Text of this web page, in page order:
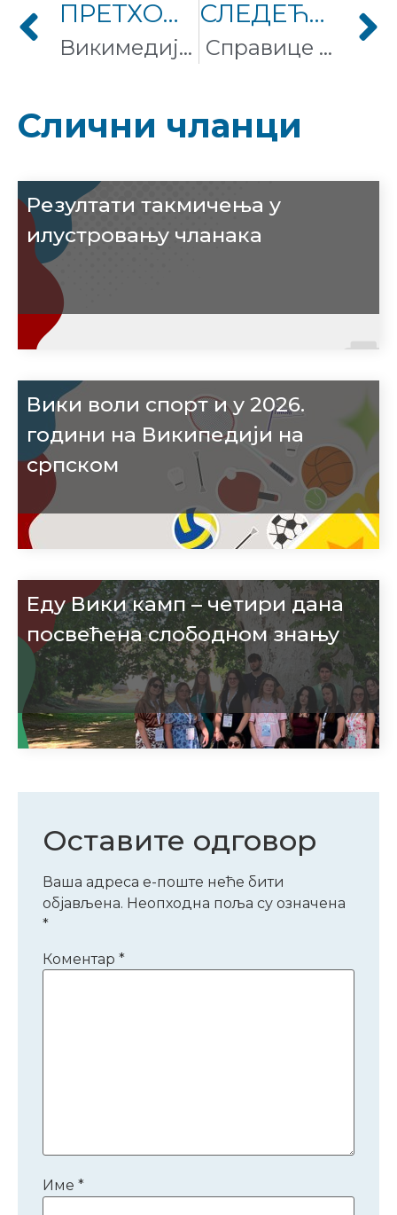
ПРЕТХОДНИ ЧЛАНАК
Викимедија Русије укључује музику пројекту Википедијино гласовно представљање
СЛЕДЕЋИ ЧЛАНАК
Справице Визуелног уређивача
Слични чланци
Резултати такмичења у
илустровању чланака
Вики воли спорт и у 2026.
години на Википедији на
српском
Еду Вики камп – четири дана
посвећена слободном знању
Оставите одговор
Ваша адреса е-поште неће бити
објављена. Неопходна поља су означена
*
Коментар *
Име *